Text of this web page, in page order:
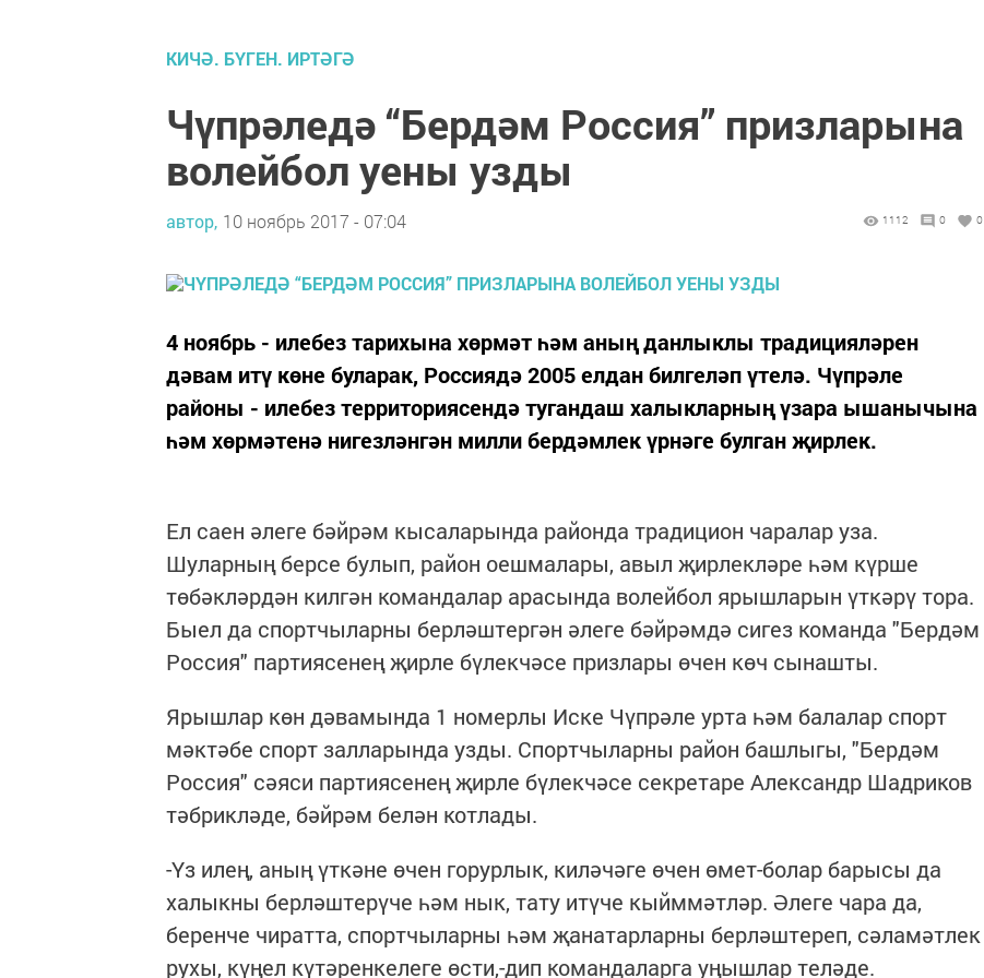
КИЧӘ. БҮГЕН. ИРТӘГӘ
Чүпрәледә “Бердәм Россия” призларына
волейбол уены узды
автор, 10 ноябрь 2017 - 07:04 1112 0 0
4 ноябрь - илебез тарихына хөрмәт һәм аның данлыклы традицияләрен
дәвам итү көне буларак, Россиядә 2005 елдан билгеләп үтелә. Чүпрәле
районы - илебез территориясендә тугандаш халыкларның үзара ышанычына
һәм хөрмәтенә нигезләнгән милли бердәмлек үрнәге булган җирлек.
Ел саен әлеге бәйрәм кысаларында районда традицион чаралар уза.
Шуларның берсе булып, район оешмалары, авыл җирлекләре һәм күрше
төбәкләрдән килгән командалар арасында волейбол ярышларын үткәрү тора.
Быел да спортчыларны берләштергән әлеге бәйрәмдә сигез команда "Бердәм
Россия" партиясенең җирле бүлекчәсе призлары өчен көч сынашты.
Ярышлар көн дәвамында 1 номерлы Иске Чүпрәле урта һәм балалар спорт
мәктәбе спорт залларында узды. Спортчыларны район башлыгы, "Бердәм
Россия" сәяси партиясенең җирле бүлекчәсе секретаре Александр Шадриков
тәбрикләде, бәйрәм белән котлады.
-Үз илең, аның үткәне өчен горурлык, киләчәге өчен өмет-болар барысы да
халыкны берләштерүче һәм нык, тату итүче кыйммәтләр. Әлеге чара да,
беренче чиратта, спортчыларны һәм җанатарларны берләштереп, сәламәтлек
рухы, күңел күтәренкелеге өсти,-дип командаларга уңышлар теләде.